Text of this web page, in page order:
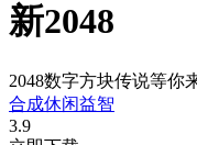
新2048
2048数字方块传说等你
合成休闲益智
3.9